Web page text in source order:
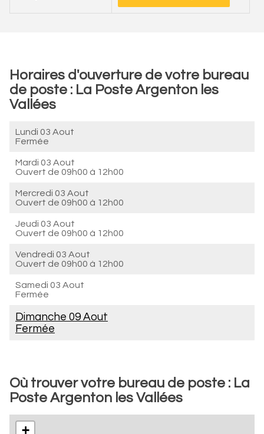
Horaires d'ouverture de votre bureau
de poste : La Poste Argenton les
Vallées
Lundi 03 Aout
Fermée
Mardi 03 Aout
Ouvert de 09h00 à 12h00
Mercredi 03 Aout
Ouvert de 09h00 à 12h00
Jeudi 03 Aout
Ouvert de 09h00 à 12h00
Vendredi 03 Aout
Ouvert de 09h00 à 12h00
Samedi 03 Aout
Fermée
Dimanche 09 Aout
Fermée
Où trouver votre bureau de poste : La
Poste Argenton les Vallées
+